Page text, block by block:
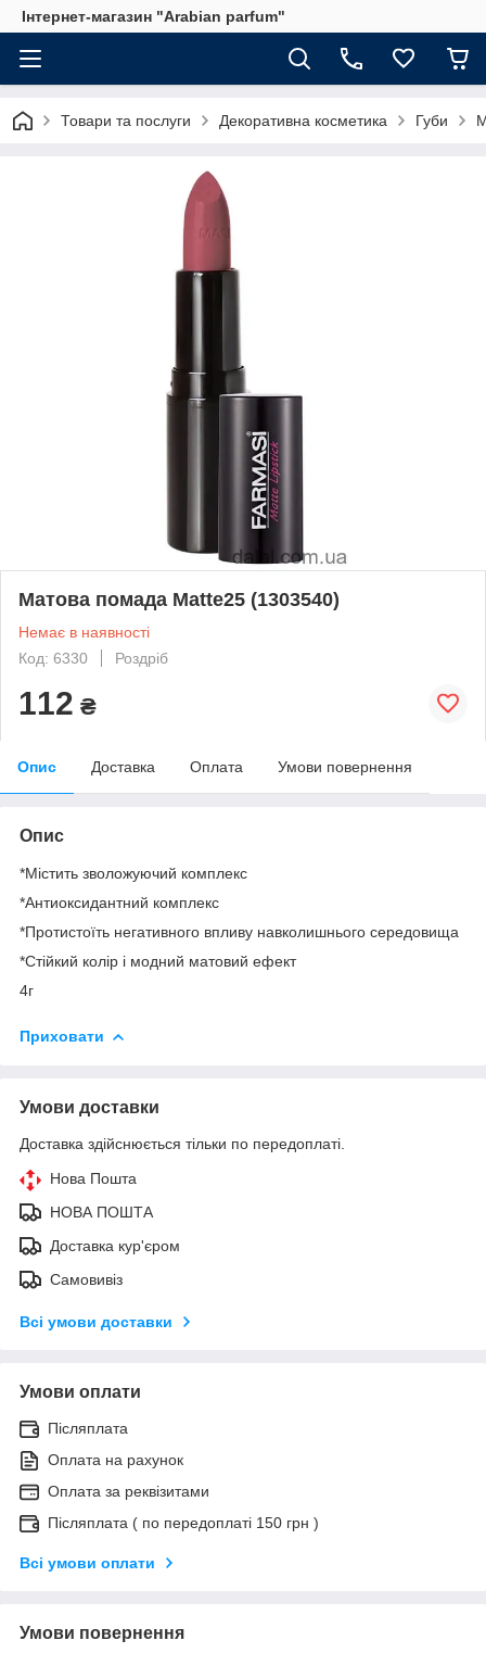
Інтернет-магазин "Arabian parfum"
Товари та послуги Декоративна косметика Губи
Матова помада Matte25 (1303540)
Немає в наявності
Код: 6330
Роздріб
112 ₴
Опис Доставка Оплата Умови повернення
Опис
*Містить зволожуючий комплекс
*Антиоксидантний комплекс
*Протистоїть негативного впливу навколишнього середовища
*Стійкий колір і модний матовий ефект
4г
Приховати
Умови доставки
Доставка здійснюється тільки по передоплаті.
Нова Пошта
НОВА ПОШТА
Доставка кур'єром
Самовивіз
Всі умови доставки
Умови оплати
Післяплата
Оплата на рахунок
Оплата за реквізитами
Післяплата ( по передоплаті 150 грн )
Всі умови оплати
Умови повернення